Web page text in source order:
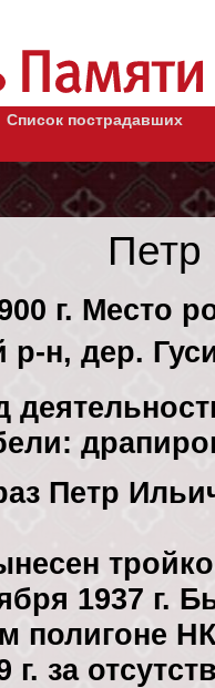
Список пострадавших
Петр
г. Место
р-н, дер.
Петр
1937 г.
полигоне
г. за